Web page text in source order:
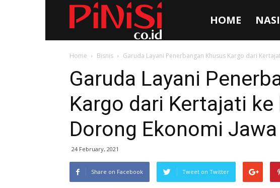
HOME
Home Bisnis Garuda Layani Penerbangan Khusus Kargo dari
Garuda Layani
Kargo dari Kertajati
Dorong Ekonomi
24 February, 2021
Share on Facebook Tweet on Twitter